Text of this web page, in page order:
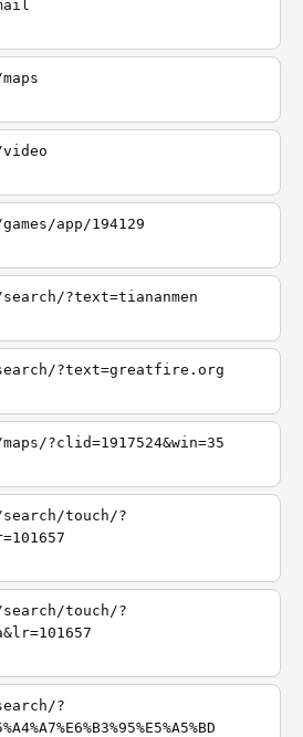
app/194129
?text=tiananmen
?text=greatfire.org
?clid=1917524&win=35
touch/?
touch/?
?